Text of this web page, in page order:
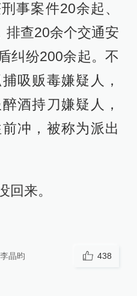
事案件20余起、
排查20余个交通安
纠纷200余起。不
吸贩毒嫌疑人，
酒持刀嫌疑人，
冲，被称为派出
回来。
李晶昀 438